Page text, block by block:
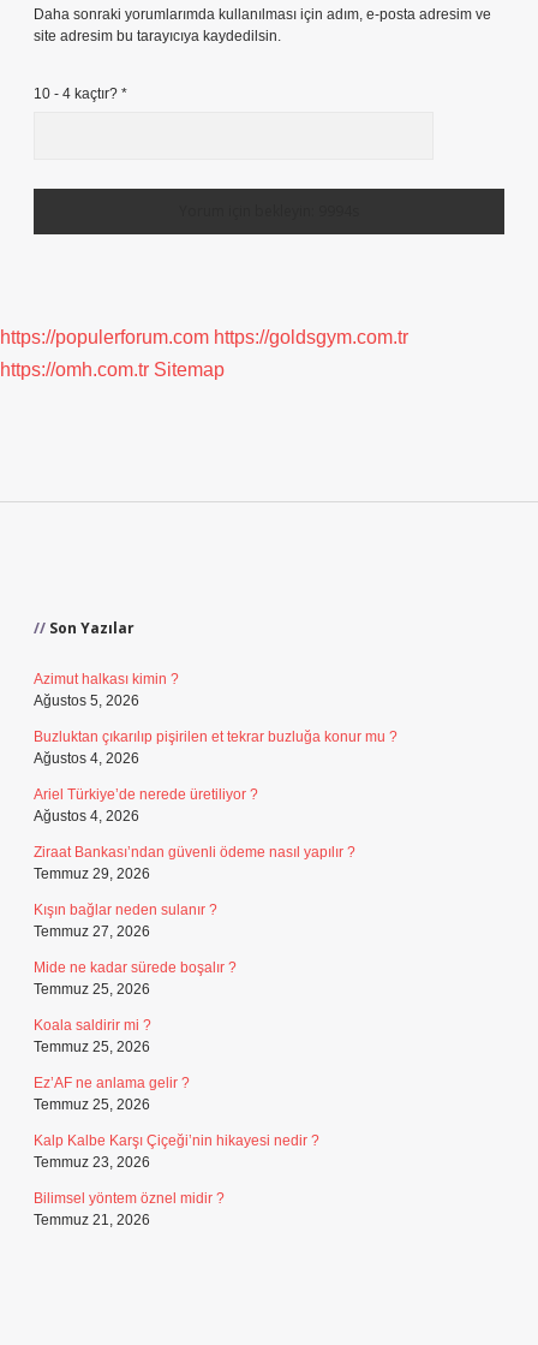
Daha sonraki yorumlarımda kullanılması için adım, e-posta adresim ve
site adresim bu tarayıcıya kaydedilsin.
10 - 4 kaçtır? *
https://populerforum.com https://goldsgym.com.tr
https://omh.com.tr Sitemap
Son Yazılar
Azimut halkası kimin ?
Ağustos 5, 2026
Buzluktan çıkarılıp pişirilen et tekrar buzluğa konur mu ?
Ağustos 4, 2026
Ariel Türkiye’de nerede üretiliyor ?
Ağustos 4, 2026
Ziraat Bankası’ndan güvenli ödeme nasıl yapılır ?
Temmuz 29, 2026
Kışın bağlar neden sulanır ?
Temmuz 27, 2026
Mide ne kadar sürede boşalır ?
Temmuz 25, 2026
Koala saldirir mi ?
Temmuz 25, 2026
Ez’AF ne anlama gelir ?
Temmuz 25, 2026
Kalp Kalbe Karşı Çiçeği’nin hikayesi nedir ?
Temmuz 23, 2026
Bilimsel yöntem öznel midir ?
Temmuz 21, 2026